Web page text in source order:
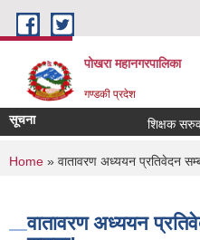
Skip to main content
पोखरा महानगरपालिका
गण्डकी प्रदेश
सूचना शिक्षक
You are here
Home » वातावरण अध्ययन प्रतिवेदन
वातावरण अध्ययन